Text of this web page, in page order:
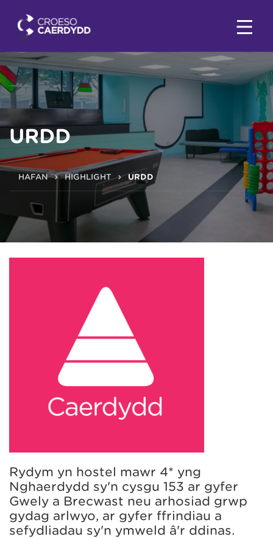
URDD
HAFAN HIGHLIGHT URDD
Rydym yn hostel mawr 4* yng
Nghaerdydd sy'n cysgu 153 ar gyfer
Gwely a Brecwast neu arhosiad grŵp
gydag arlwyo, ar gyfer ffrindiau a
sefydliadau sy'n ymweld â'r ddinas.